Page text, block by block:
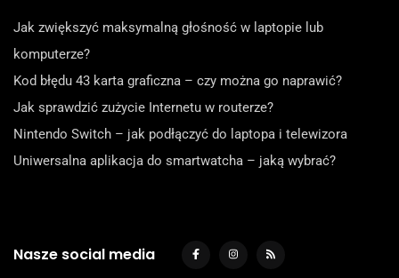
Jak zwiększyć maksymalną głośność w laptopie lub
komputerze?
Kod błędu 43 karta graficzna – czy można go naprawić?
Jak sprawdzić zużycie Internetu w routerze?
Nintendo Switch – jak podłączyć do laptopa i telewizora
Uniwersalna aplikacja do smartwatcha – jaką wybrać?
Nasze social media